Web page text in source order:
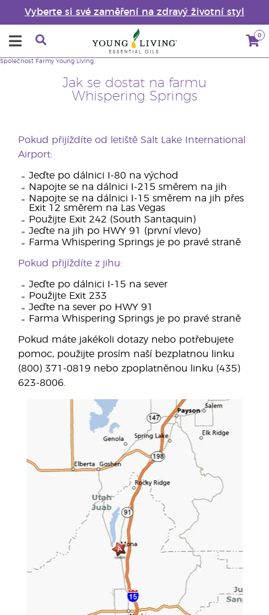
Vyberte si své zaměření na zdravý životní styl
0
Jak se dostat na farmu
Whispering Springs
Společnost Farmy Young Living
Pokud přijíždíte od letiště Salt Lake International
Airport:
Jeďte po dálnici I-80 na východ
Napojte se na dálnici I-215 směrem na jih
Napojte se na dálnici I-15 směrem na jih přes
Exit 12 směrem na Las Vegas
Použijte Exit 242 (South Santaquin)
Jeďte na jih po HWY 91 (první vlevo)
Farma Whispering Springs je po pravé straně
Pokud přijíždíte z jihu:
Jeďte po dálnici I-15 na sever
Použijte Exit 233
Jeďte na sever po HWY 91
Farma Whispering Springs je po pravé straně
Pokud máte jakékoli dotazy nebo potřebujete
pomoc, použijte prosím naší bezplatnou linku
(800) 371-0819 nebo zpoplatněnou linku (435)
623-8006.